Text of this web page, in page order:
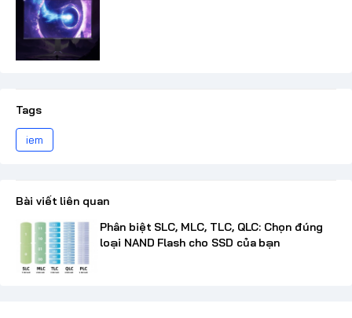
Tags
iem
Bài viết liên quan
Phân biệt SLC, MLC, TLC, QLC: Chọn đúng
loại NAND Flash cho SSD của bạn